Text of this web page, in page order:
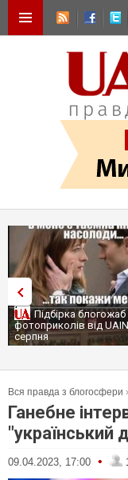
Підбірка блогожаб
фотоприколів від
серпня
Вся правда з блогосфери
Ганебне
09.04.2023, 17:00 •